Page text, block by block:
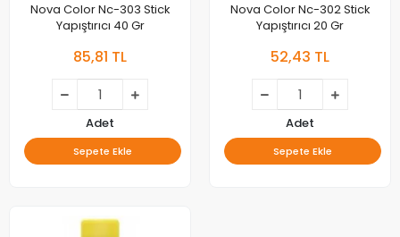
Nova Color Nc-303 Stick
Yapıştırıcı 40 Gr
85,81 TL
Adet
Sepete Ekle
Nova Color Nc-302 Stick
Yapıştırıcı 20 Gr
52,43 TL
Adet
Sepete Ekle